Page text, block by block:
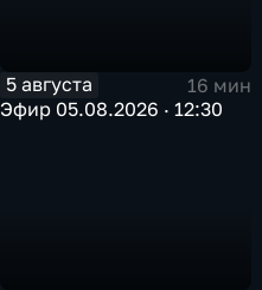
5 августа
16 мин
Эфир 05.08.2026 · 12:30